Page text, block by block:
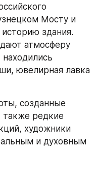
Мосту и
здания.
атмосферу
находились
ювелирная лавка
созданные
также редкие
художники
и духовным